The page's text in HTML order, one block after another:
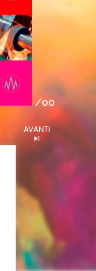
/00
AVANTI
skip_next